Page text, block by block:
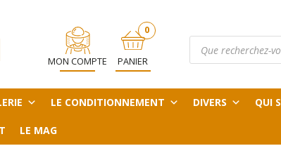
MON COMPTE
0
ARTICLE
PANIER
Recherche
produits
LE CONDITIONNEMENT DIVERS QUI
LE MAG